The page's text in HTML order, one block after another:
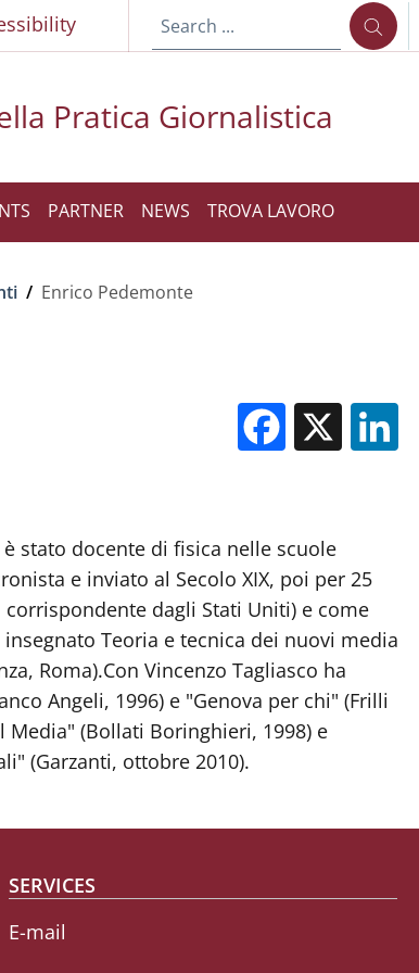
Pratica Giornalistica
PARTNER NEWS TROVA LAVORO
/ Enrico Pedemonte
Facebook
X
stato docente di fisica nelle scuole
e inviato al Secolo XIX, poi per 25
dagli Stati Uniti) e come
Teoria e tecnica dei nuovi media
Roma).Con Vincenzo Tagliasco ha
Angeli, 1996) e "Genova per chi" (Frilli
(Bollati Boringhieri, 1998) e
(Garzanti, ottobre 2010).
SERVICES
E-mail